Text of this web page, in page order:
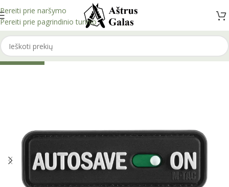
Pereiti prie naršymo
Pereiti prie pagrindinio turinio